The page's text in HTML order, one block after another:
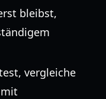
bleibst,
vergleiche